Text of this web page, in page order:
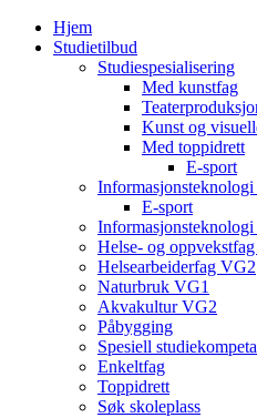
Hjem
Studietilbud
Studiespesialisering
Med kunstfag
Kunst og
Med toppidrett
E-sport
E-sport
Helse- og
Helsearbeiderfag VG2
Naturbruk VG1
Akvakultur VG2
Påbygging
Spesiell
Enkeltfag
Toppidrett
Søk skoleplass